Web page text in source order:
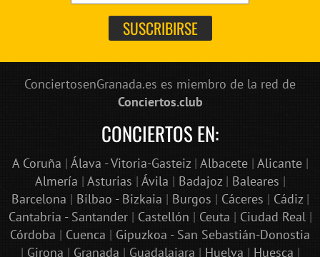
ConciertosenGranada.es es miembro de la red de
Conciertos.club
CONCIERTOS EN:
A Coruña | Álava - Vitoria-Gasteiz| Albacete| Alicante|
Almería | Asturias | Ávila | Badajoz| Baleares |
Barcelona | Bilbao - Bizkaia | Burgos | Cáceres | Cádiz|
Cantabria - Santander| Castellón | Ceuta | Ciudad Real|
Córdoba | Cuenca | Gipuzkoa - San Sebastián-Donostia
| Girona | Granada | Guadalajara | Huelva | Huesca |